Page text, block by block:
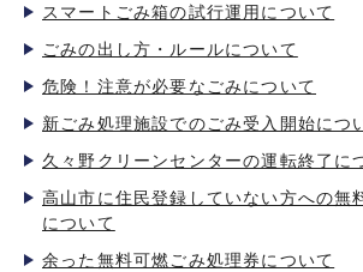
スマートごみ箱の試行運用について
ごみの出し方・ルールについて
危険！注意が必要なごみについて
新ごみ処理施設でのごみ受入開始につ
久々野クリーンセンターの運転終了に
高山市に住民登録していない方への無
について
余った無料可燃ごみ処理券について